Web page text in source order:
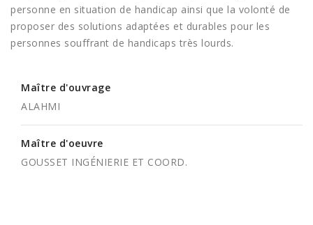
personne en situation de handicap ainsi que la volonté de
proposer des solutions adaptées et durables pour les
personnes souffrant de handicaps très lourds.
Maître d'ouvrage
ALAHMI
Maître d'oeuvre
GOUSSET INGÉNIERIE ET COORD.